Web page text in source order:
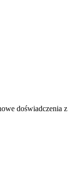
doświadczenia z